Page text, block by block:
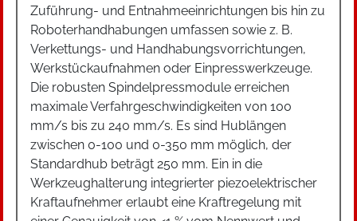
Zuführung- und Entnahmeeinrichtungen bis hin zu
Roboterhandhabungen umfassen sowie z. B.
Verkettungs- und Handhabungsvorrichtungen,
Werkstückaufnahmen oder Einpresswerkzeuge.
Die robusten Spindelpressmodule erreichen
maximale Verfahrgeschwindigkeiten von 100
mm/s bis zu 240 mm/s. Es sind Hublängen
zwischen 0-100 und 0-350 mm möglich, der
Standardhub beträgt 250 mm. Ein in die
Werkzeughalterung integrierter piezoelektrischer
Kraftaufnehmer erlaubt eine Kraftregelung mit